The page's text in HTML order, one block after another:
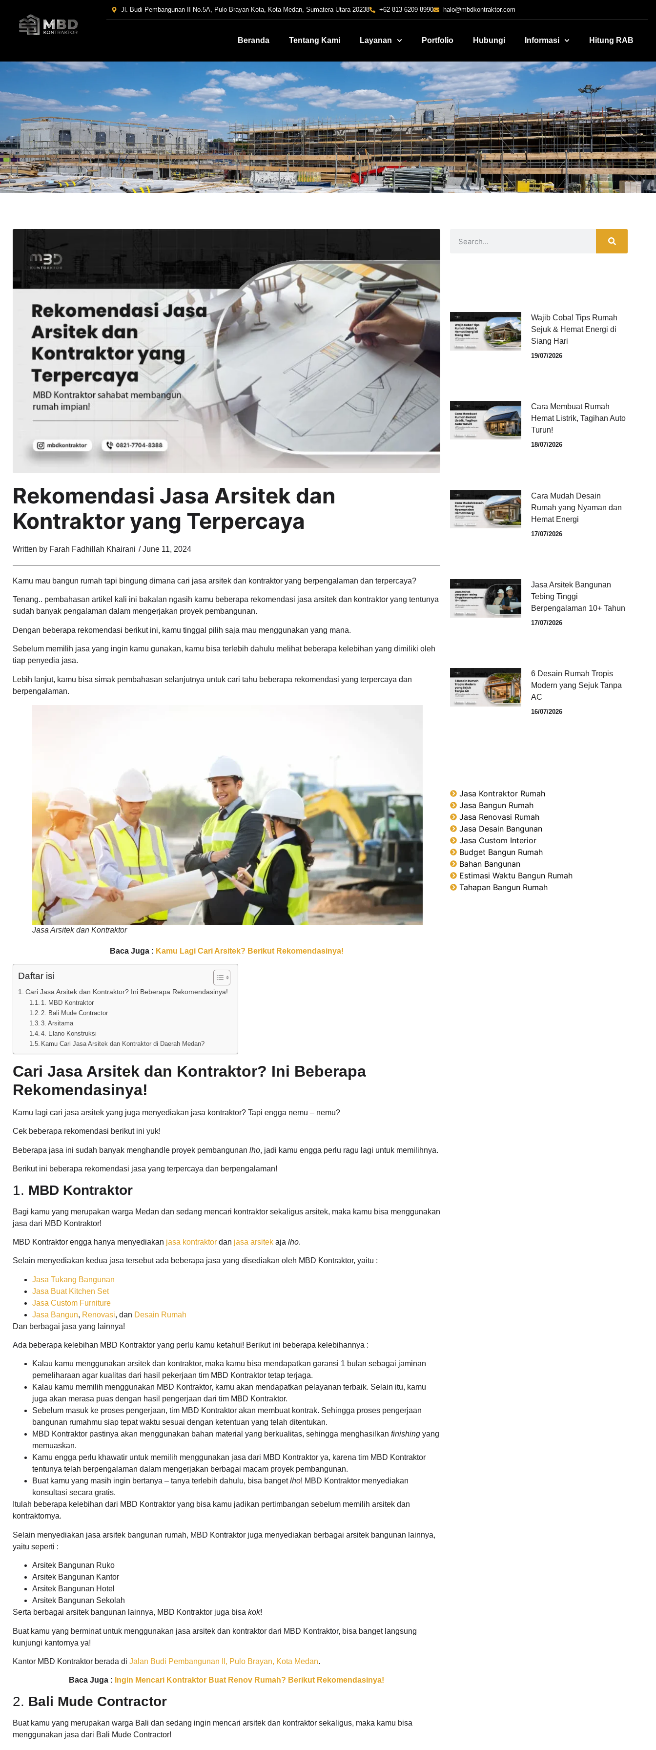
Jl. Budi Pembangunan II No.5A, Pulo Brayan Kota, Kota Medan, Sumatera Utara 20238 +62 813 6209 8990 halo@mbdkontraktor.com
Beranda Tentang Kami Layanan Portfolio Hubungi Informasi Hitung RAB
Rekomendasi Jasa Arsitek dan
Kontraktor yang Terpercaya
Written by Farah Fadhillah Khairani / June 11, 2024
Kamu mau bangun rumah tapi bingung dimana cari jasa arsitek dan kontraktor yang berpengalaman dan terpercaya?
Tenang.. pembahasan artikel kali ini bakalan ngasih kamu beberapa rekomendasi jasa arsitek dan kontraktor yang tentunya
sudah banyak pengalaman dalam mengerjakan proyek pembangunan.
Dengan beberapa rekomendasi berikut ini, kamu tinggal pilih saja mau menggunakan yang mana.
Sebelum memilih jasa yang ingin kamu gunakan, kamu bisa terlebih dahulu melihat beberapa kelebihan yang dimiliki oleh
tiap penyedia jasa.
Lebih lanjut, kamu bisa simak pembahasan selanjutnya untuk cari tahu beberapa rekomendasi yang terpercaya dan
berpengalaman.
Jasa Arsitek dan Kontraktor
Baca Juga : Kamu Lagi Cari Arsitek? Berikut Rekomendasinya!
Daftar isi
Cari Jasa Arsitek dan Kontraktor? Ini Beberapa Rekomendasinya!
1. MBD Kontraktor
2. Bali Mude Contractor
3. Arsitama
4. Elano Konstruksi
Kamu Cari Jasa Arsitek dan Kontraktor di Daerah Medan?
Cari Jasa Arsitek dan Kontraktor? Ini Beberapa
Rekomendasinya!
Kamu lagi cari jasa arsitek yang juga menyediakan jasa kontraktor? Tapi engga nemu – nemu?
Cek beberapa rekomendasi berikut ini yuk!
Beberapa jasa ini sudah banyak menghandle proyek pembangunan lho, jadi kamu engga perlu ragu lagi untuk memilihnya.
Berikut ini beberapa rekomendasi jasa yang terpercaya dan berpengalaman!
1. MBD Kontraktor
Bagi kamu yang merupakan warga Medan dan sedang mencari kontraktor sekaligus arsitek, maka kamu bisa menggunakan
jasa dari MBD Kontraktor!
MBD Kontraktor engga hanya menyediakan jasa kontraktor dan jasa arsitek aja lho.
Selain menyediakan kedua jasa tersebut ada beberapa jasa yang disediakan oleh MBD Kontraktor, yaitu :
Jasa Tukang Bangunan
Jasa Buat Kitchen Set
Jasa Custom Furniture
Jasa Bangun, Renovasi, dan Desain Rumah
Dan berbagai jasa yang lainnya!
Ada beberapa kelebihan MBD Kontraktor yang perlu kamu ketahui! Berikut ini beberapa kelebihannya :
Kalau kamu menggunakan arsitek dan kontraktor, maka kamu bisa mendapatkan garansi 1 bulan sebagai jaminan
pemeliharaan agar kualitas dari hasil pekerjaan tim MBD Kontraktor tetap terjaga.
Kalau kamu memilih menggunakan MBD Kontraktor, kamu akan mendapatkan pelayanan terbaik. Selain itu, kamu
juga akan merasa puas dengan hasil pengerjaan dari tim MBD Kontraktor.
Sebelum masuk ke proses pengerjaan, tim MBD Kontraktor akan membuat kontrak. Sehingga proses pengerjaan
bangunan rumahmu siap tepat waktu sesuai dengan ketentuan yang telah ditentukan.
MBD Kontraktor pastinya akan menggunakan bahan material yang berkualitas, sehingga menghasilkan finishing yang
memuaskan.
Kamu engga perlu khawatir untuk memilih menggunakan jasa dari MBD Kontraktor ya, karena tim MBD Kontraktor
tentunya telah berpengalaman dalam mengerjakan berbagai macam proyek pembangunan.
Buat kamu yang masih ingin bertanya – tanya terlebih dahulu, bisa bangetlho! MBD Kontraktor menyediakan
konsultasi secara gratis.
Itulah beberapa kelebihan dari MBD Kontraktor yang bisa kamu jadikan pertimbangan sebelum memilih arsitek dan
kontraktornya.
Selain menyediakan jasa arsitek bangunan rumah, MBD Kontraktor juga menyediakan berbagai arsitek bangunan lainnya,
yaitu seperti :
Arsitek Bangunan Ruko
Arsitek Bangunan Kantor
Arsitek Bangunan Hotel
Arsitek Bangunan Sekolah
Serta berbagai arsitek bangunan lainnya, MBD Kontraktor juga bisa kok!
Buat kamu yang berminat untuk menggunakan jasa arsitek dan kontraktor dari MBD Kontraktor, bisa banget langsung
kunjungi kantornya ya!
Kantor MBD Kontraktor berada di Jalan Budi Pembangunan II, Pulo Brayan, Kota Medan.
Baca Juga : Ingin Mencari Kontraktor Buat Renov Rumah? Berikut Rekomendasinya!
2. Bali Mude Contractor
Buat kamu yang merupakan warga Bali dan sedang ingin mencari arsitek dan kontraktor sekaligus, maka kamu bisa
menggunakan jasa dari Bali Mude Contractor!
Wajib Coba! Tips Rumah
Sejuk & Hemat Energi di
Siang Hari
19/07/2026
Cara Membuat Rumah
Hemat Listrik, Tagihan Auto
Turun!
18/07/2026
Cara Mudah Desain
Rumah yang Nyaman dan
Hemat Energi
17/07/2026
Jasa Arsitek Bangunan
Tebing Tinggi
Berpengalaman 10+ Tahun
17/07/2026
6 Desain Rumah Tropis
Modern yang Sejuk Tanpa
AC
16/07/2026
Jasa Kontraktor Rumah
Jasa Bangun Rumah
Jasa Renovasi Rumah
Jasa Desain Bangunan
Jasa Custom Interior
Budget Bangun Rumah
Bahan Bangunan
Estimasi Waktu Bangun Rumah
Tahapan Bangun Rumah